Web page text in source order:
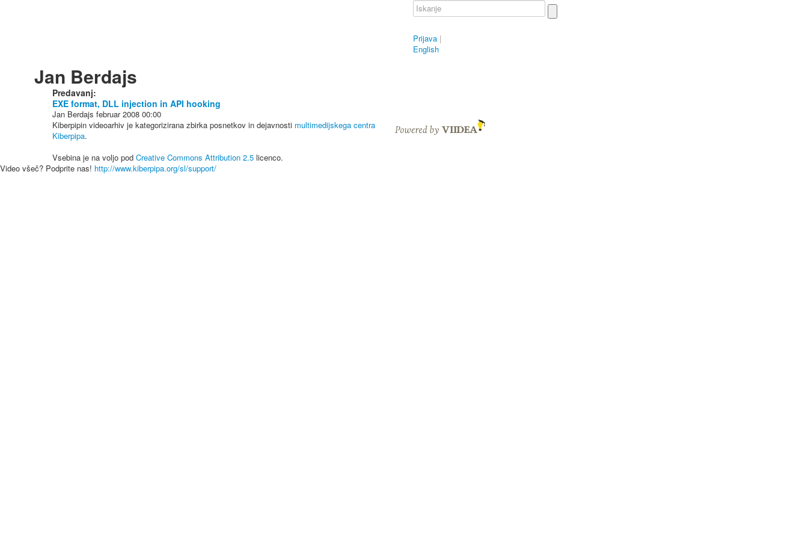
Prijava |
English
Jan Berdajs
Predavanj:
EXE format, DLL injection in API hooking
Jan Berdajs februar 2008 00:00
Kiberpipin videoarhiv je kategorizirana zbirka posnetkov in dejavnosti multimedijskega centra
Kiberpipa.
Vsebina je na voljo pod Creative Commons Attribution 2.5 licenco.
Video všeč? Podprite nas! http://www.kiberpipa.org/sl/support/